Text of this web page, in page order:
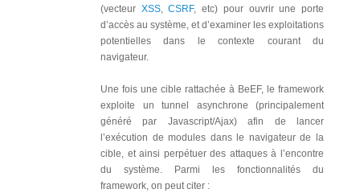
(vecteur XSS,CSRF, etc) pour ouvrir une porte
d’accès au système, et d’examiner les exploitations
potentielles dans le contexte courant du
navigateur.
Une fois une cible rattachée à BeEF, le framework
exploite un tunnel asynchrone (principalement
généré par Javascript/Ajax) afin de lancer
l’exécution de modules dans le navigateur de la
cible, et ainsi perpétuer des attaques à l’encontre
du système. Parmi les fonctionnalités du
framework, on peut citer :